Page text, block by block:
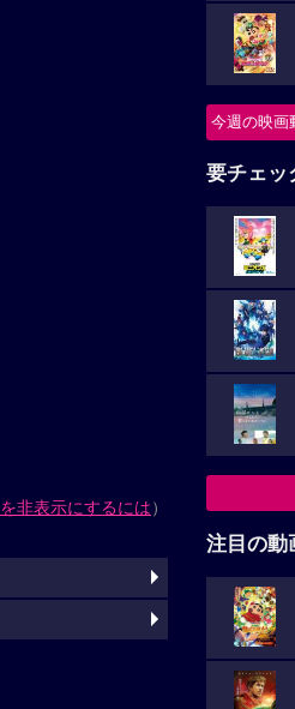
非表示にするには）
今週の映画
要チェッ
注目の動